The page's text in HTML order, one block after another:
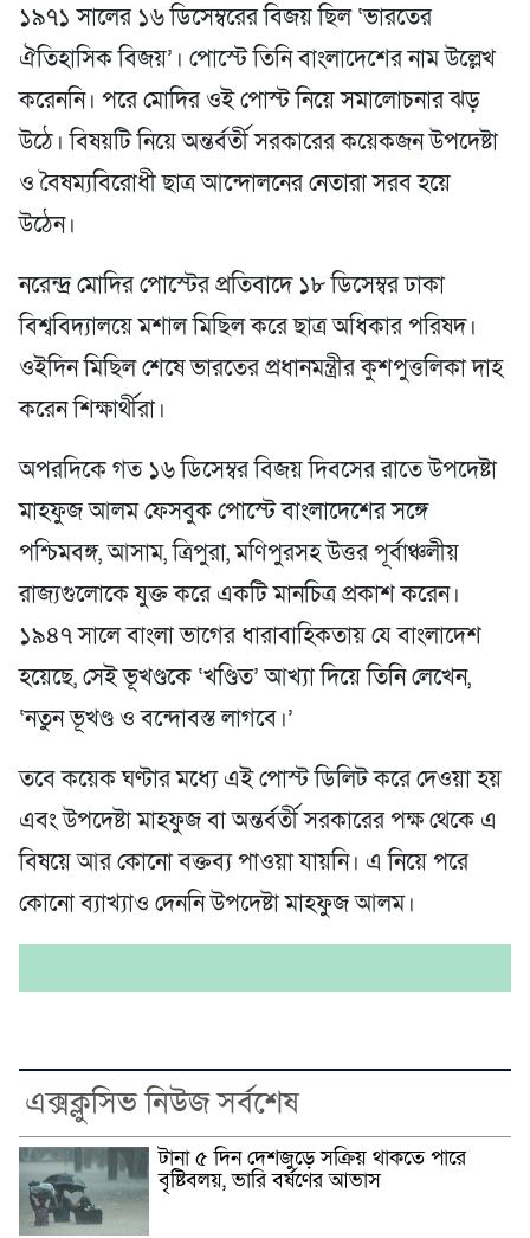
১৯৭১ সালের ১৬ ডিসেম্বরের বিজয় ছিল ‘ভারতের
ঐতিহাসিক বিজয়’। পোস্টে তিনি বাংলাদেশের নাম উল্লেখ
করেননি। পরে মোদির ওই পোস্ট নিয়ে সমালোচনার ঝড়
উঠে। বিষয়টি নিয়ে অন্তর্বর্তী সরকারের কয়েকজন উপদেষ্টা
ও বৈষম্যবিরোধী ছাত্র আন্দোলনের নেতারা সরব হয়ে
উঠেন।
নরেন্দ্র মোদির পোস্টের প্রতিবাদে ১৮ ডিসেম্বর ঢাকা
বিশ্ববিদ্যালয়ে মশাল মিছিল করে ছাত্র অধিকার পরিষদ।
ওইদিন মিছিল শেষে ভারতের প্রধানমন্ত্রীর কুশপুত্তলিকা দাহ
করেন শিক্ষার্থীরা।
অপরদিকে গত ১৬ ডিসেম্বর বিজয় দিবসের রাতে উপদেষ্টা
মাহফুজ আলম ফেসবুক পোস্টে বাংলাদেশের সঙ্গে
পশ্চিমবঙ্গ, আসাম, ত্রিপুরা, মণিপুরসহ উত্তর পূর্বাঞ্চলীয়
রাজ্যগুলোকে যুক্ত করে একটি মানচিত্র প্রকাশ করেন।
১৯৪৭ সালে বাংলা ভাগের ধারাবাহিকতায় যে বাংলাদেশ
হয়েছে, সেই ভূখণ্ডকে ‘খণ্ডিত’ আখ্যা দিয়ে তিনি লেখেন,
‘নতুন ভূখণ্ড ও বন্দোবস্ত লাগবে।’
তবে কয়েক ঘণ্টার মধ্যে এই পোস্ট ডিলিট করে দেওয়া হয়
এবং উপদেষ্টা মাহফুজ বা অন্তর্বর্তী সরকারের পক্ষ থেকে এ
বিষয়ে আর কোনো বক্তব্য পাওয়া যায়নি। এ নিয়ে পরে
কোনো ব্যাখ্যাও দেননি উপদেষ্টা মাহফুজ আলম।
এক্সক্লুসিভ নিউজ সর্বশেষ
টানা ৫ দিন দেশজুড়ে সক্রিয় থাকতে পারে
বৃষ্টিবলয়, ভারি বর্ষণের আভাস